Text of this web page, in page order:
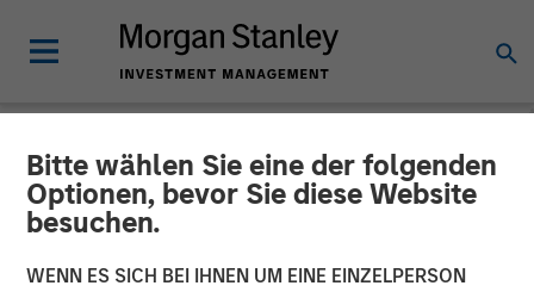
Bitte wählen Sie eine der folgenden
Optionen, bevor Sie diese Website
besuchen.
WENN ES SICH BEI IHNEN UM EINE EINZELPERSON
NEWSROOM
Morgan Stanley Real Estate